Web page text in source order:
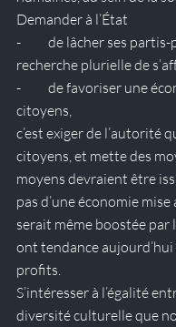
Demander à l’État
-          de lâcher ses
recherche plurielle de
-          de favoriser une
citoyens,
c’est exiger de l’autorité
citoyens, et mette des
moyens devraient être
pas d’une économie
serait même boostée par
ont tendance
profits.
S’intéresser à l’égalité
diversité culturelle que